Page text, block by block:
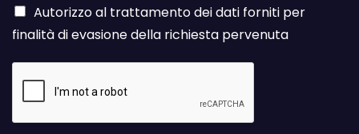
Autorizzo al trattamento dei dati forniti per
finalità di evasione della richiesta pervenuta